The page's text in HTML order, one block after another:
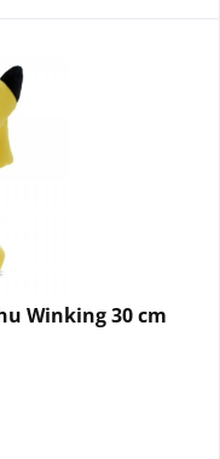
Winking 30 cm